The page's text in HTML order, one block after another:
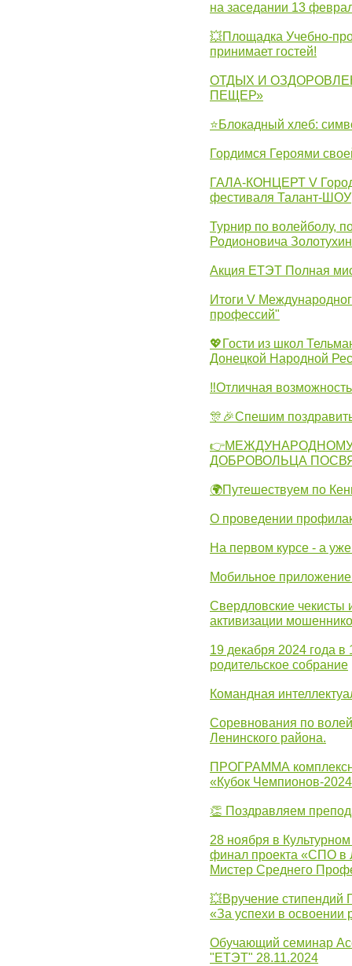
на заседании 13
💥Площадка Учебно-
принимает гостей!
ОТДЫХ И
ПЕЩЕР»
⭐Блокадный хлеб:
Гордимся Героями
ГАЛА-КОНЦЕРТ V
фестиваля Талант-ШОУ
Турнир по волейболу,
Родионовича
Акция ЕТЭТ Полная
Итоги V
профессий"
💖Гости из школ
Донецкой Народной
‼Отличная
🎊🎉Спешим
ДОБРОВОЛЬЦА
🌍Путешествуем по
О проведении
На первом курсе - а
Мобильное
Свердловские
активизации
19 декабря 2024 года
родительское собрание
Командная
Соревнования по
Ленинского района.
ПРОГРАММА
«Кубок Чемпионов-
👏 Поздравляем
28 ноября в
финал проекта «СПО в
Мистер Среднего
💥Вручение стипендий
«За успехи в освоении
Обучающий семинар
"ЕТЭТ" 28.11.2024